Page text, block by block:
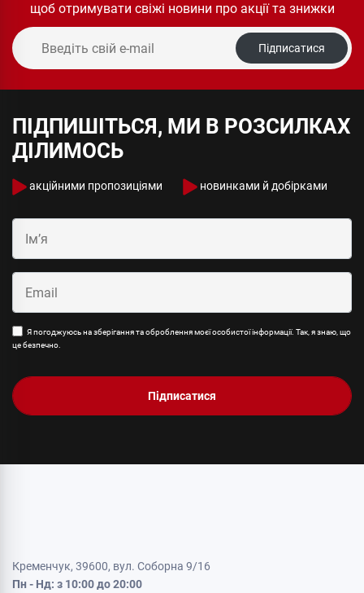
щоб отримувати свіжі новини про акції та знижки
Підписатися
ПІДПИШІТЬСЯ, МИ В РОЗСИЛКАХ
ДІЛИМОСЬ
акційними пропозиціями новинками й добірками
Я погоджуюсь на зберігання та оброблення моєї особистої інформації. Так, я знаю, що
це безпечно.
Підписатися